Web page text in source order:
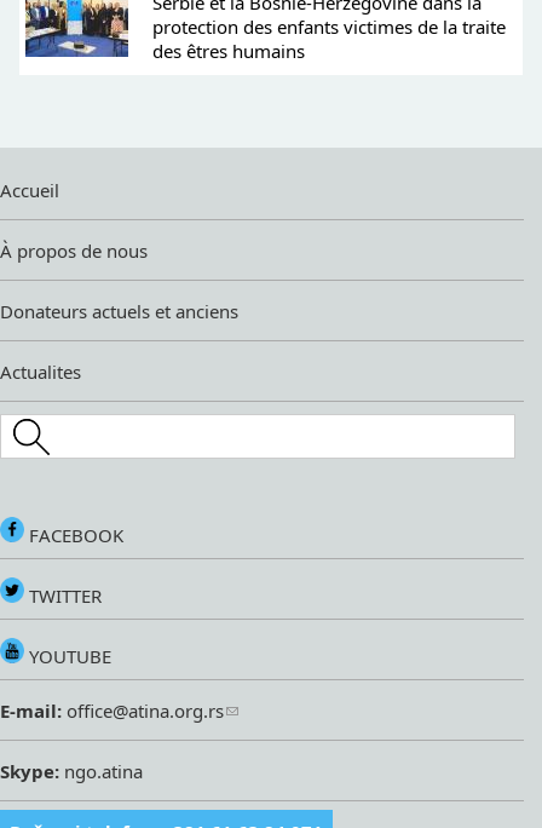
protection des enfants victimes de la traite
des êtres humains
Accueil
À propos de nous
Donateurs actuels et anciens
Actualites
Search this site
FACEBOOK
TWITTER
YOUTUBE
E-mail: office@atina.org.rs
Skype: ngo.atina